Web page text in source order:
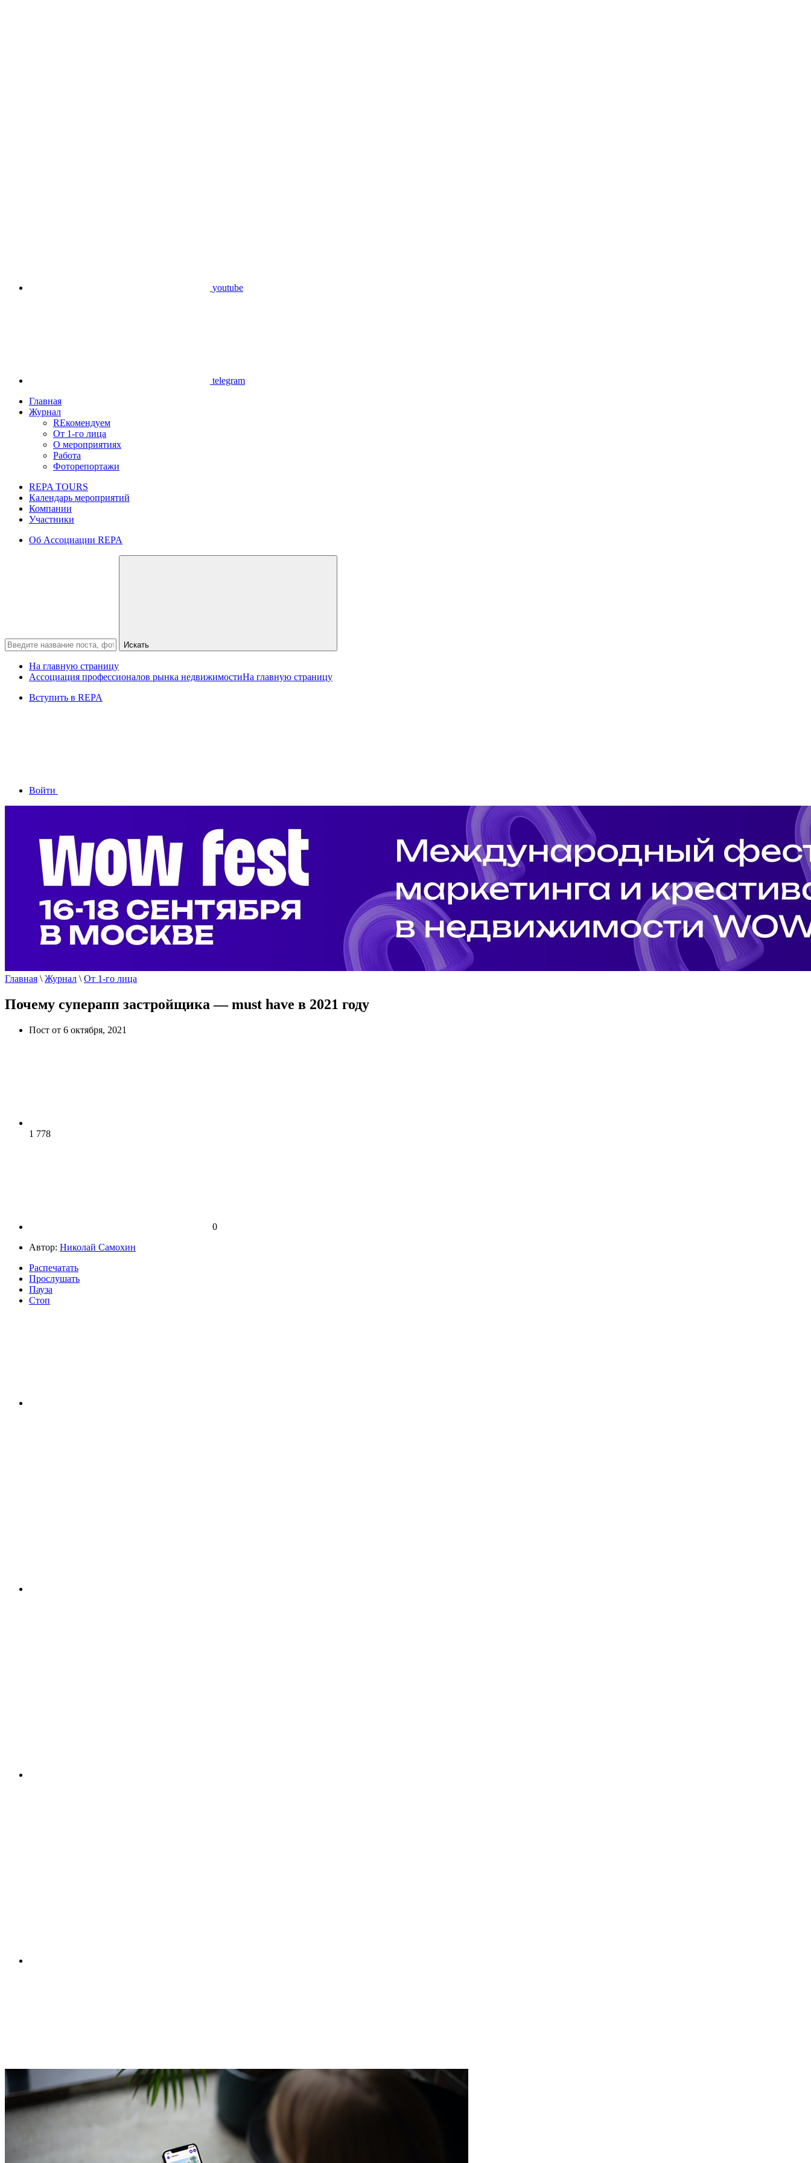
youtube
telegram
Главная
Журнал
REкомендуем
От 1-го лица
О мероприятиях
Работа
Фоторепортажи
REPA TOURS
Календарь мероприятий
Компании
Участники
Об Ассоциации REPA
Искать
На главную страницу
Ассоциация профессионалов рынка недвижимостиНа главную страницу
Вступить в REPA
Войти
Главная \ Журнал \ От 1-го лица
Почему суперапп застройщика — must have в 2021 году
Пост от 6 октября, 2021
1 778
0
Автор: Николай Самохин
Распечатать
Прослушать
Пауза
Стоп